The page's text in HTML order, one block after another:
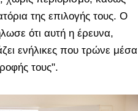
της επιλογής τους. Ο
ότι αυτή η έρευνα,
ενήλικες που τρώνε μέσα
τους".